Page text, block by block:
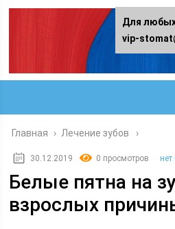
Главная › Лечение зубов
30.12.2019 0 просмотров
Белые пятна на
взрослых
Для
vip-